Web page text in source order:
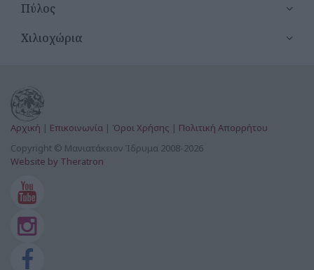
Άγιοι Θεόδωροι Χρυσοκελλαριά
Άγιοι Κωνσταντίνος & Ελένη Ενοριακός Ναός Υάμεια
Άγιοι Κωνσταντίνος & Ελένη Μουσούλι
Άγιοι Κωνσταντίνος & Ελένη Φαλάνθη
Άγιος Αθανάσιος Κοιμητήριο Καπλάνι
Πύλος
Χιλιοχώρια
Αρχική | Επικοινωνία | Όροι Χρήσης | Πολιτική Απορρήτου
Copyright © Μανιατάκειον Ίδρυμα 2008-2026
Website by Theratron